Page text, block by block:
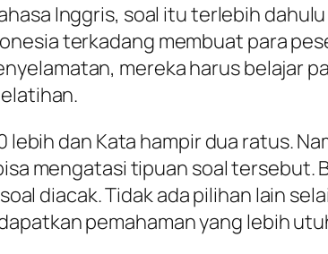
Inggris, soal itu terlebih
terkadang membuat para
mereka harus belajar
dan Kata hampir dua ratus.
mengatasi tipuan soal tersebut.
diacak. Tidak ada pilihan lain
pemahaman yang lebih